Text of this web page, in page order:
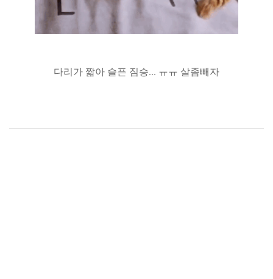
다리가 짧아 슬픈 짐승... ㅠㅠ 살좀빼자